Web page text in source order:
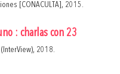
[CONACULTA], 2015.
: charlas con 23
2018.